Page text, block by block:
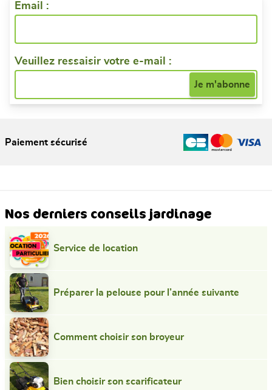
Email :
Veuillez ressaisir votre e-mail :
Paiement sécurisé
Nos derniers conseils jardinage
Service de location
Préparer la pelouse pour l’année suivante
Comment choisir son broyeur
Bien choisir son scarificateur